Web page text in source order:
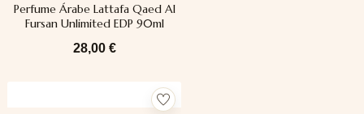
Perfume Árabe Lattafa Qaed Al
Fursan Unlimited EDP 90ml
28,00 €